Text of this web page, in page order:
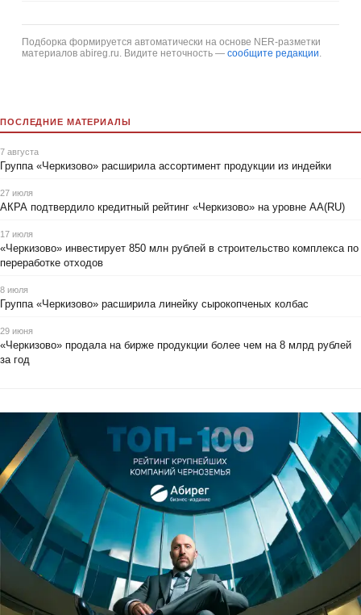
Подборка формируется автоматически на основе NER-разметки
материалов abireg.ru. Видите неточность — сообщите редакции
ПОСЛЕДНИЕ МАТЕРИАЛЫ
7 августа
Группа «Черкизово» расширила ассортимент продукции из индейки
27 июля
АКРА подтвердило кредитный рейтинг «Черкизово» на уровне АА(RU)
17 июля
«Черкизово» инвестирует 850 млн рублей в строительство комплекса по
переработке отходов
8 июля
Группа «Черкизово» расширила линейку сырокопченых колбас
29 июня
«Черкизово» продала на бирже продукции более чем на 8 млрд рублей
за год